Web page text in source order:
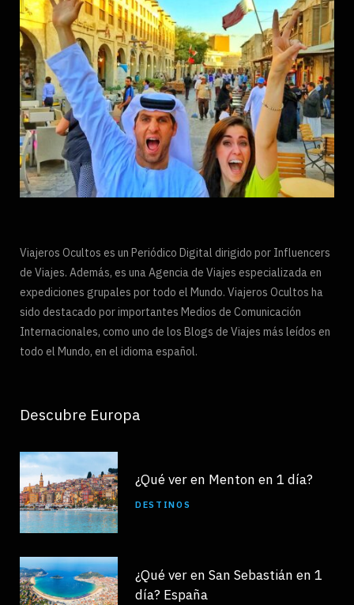
Viajeros Ocultos es un Periódico Digital dirigido por Influencers
de Viajes. Además, es una Agencia de Viajes especializada en
expediciones grupales por todo el Mundo. Viajeros Ocultos ha
sido destacado por importantes Medios de Comunicación
Internacionales, como uno de los Blogs de Viajes más leídos en
todo el Mundo, en el idioma español.
Descubre Europa
¿Qué ver en Menton en 1 día?
DESTINOS
¿Qué ver en San Sebastián en 1
día? España